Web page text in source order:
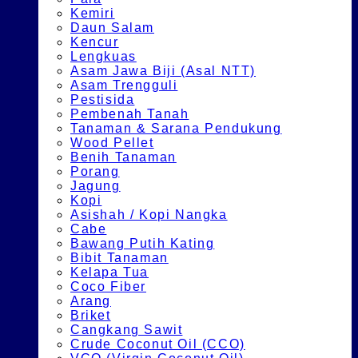
Kemiri
Daun Salam
Kencur
Lengkuas
Asam Jawa Biji (Asal NTT)
Asam Trengguli
Pestisida
Pembenah Tanah
Tanaman & Sarana Pendukung
Wood Pellet
Benih Tanaman
Porang
Jagung
Kopi
Asishah / Kopi Nangka
Cabe
Bawang Putih Kating
Bibit Tanaman
Kelapa Tua
Coco Fiber
Arang
Briket
Cangkang Sawit
Crude Coconut Oil (CCO)